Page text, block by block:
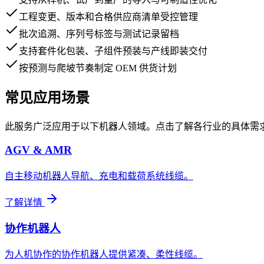
工程变更、版本和合格供应商清单受控管理
批次追溯、序列号标签与测试记录留档
支持套件化包装、子组件预装与产线即装交付
按预测与爬坡节奏制定 OEM 供货计划
常见应用场景
此服务广泛应用于以下机器人领域。点击了解各行业的具体需
AGV & AMR
自主移动机器人导航、充电和载荷系统线缆。
了解详情
协作机器人
为人机协作的协作机器人提供紧凑、柔性线缆。